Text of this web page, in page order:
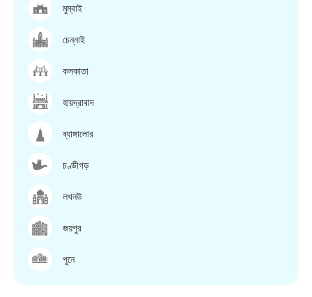
মুম্বাই
চেন্নাই
কলকাতা
হায়দ্রাবাদ
ব্যাঙ্গালোর
চণ্ডীগড়
লখনউ
জয়পুর
পুনে